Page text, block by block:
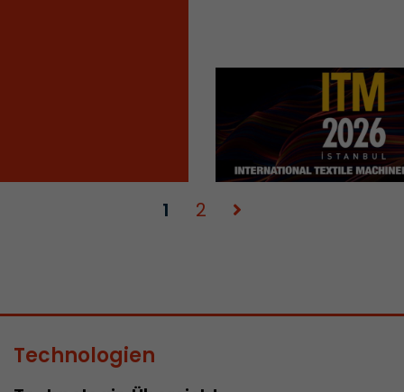
1 2
Technologien
Dieses Cookie gehört der Vergangenheit an und
Analytics nicht mehr verwendet. Für die
von Seiten welche noch den urchin.js Tracking-
wird dieses Cookie dennoch geschrieben und läuft
Browser geschlossen wird. Dieses Cookie muss
Debugging und der Verwendung des neuen ga.js
Codes nicht berücksichtigt werden.
Laufzeit 6 Monate
Dieses Cookie ist das Besucherquellen Cookie. Es